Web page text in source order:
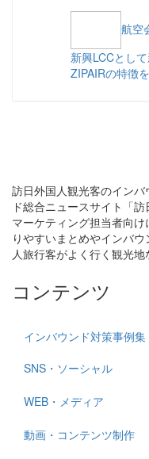
航空
新興LCCとし
ZIPAIRの特徴
訪日外国人観光客のイン
ド総合ニュースサイト「
マーケティング担当者向
りやすいまとめやインバ
人旅行客がよく行く観光地
コンテンツ
インバウンド対策事例集
SNS・ソーシャル
WEB・メディア
動画・コンテンツ制作